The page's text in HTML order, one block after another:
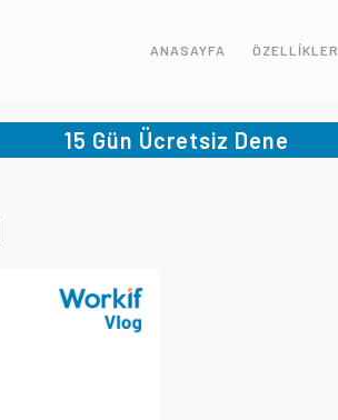
ANASAYFA ÖZELLİKLER
15 Gün Ücretsiz Dene